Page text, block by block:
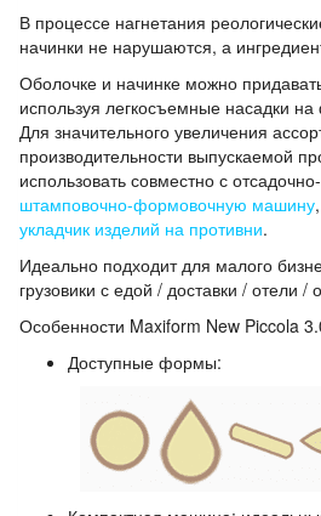
В процессе нагнетания
начинки не нарушаются, а
Оболочке и начинке можно
используя легкосъемные насадки
Для значительного увеличения
производительности выпускаемой
использовать совместно с
штамповочно-формовочную машину
укладчик изделий на противни.
Идеально подходит для малого
грузовики с едой / доставки / отели
Особенности Maxiform New Piccola
Доступные формы: